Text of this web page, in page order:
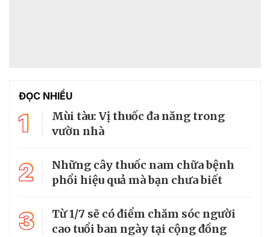
ĐỌC NHIỀU
1
Mùi tàu: Vị thuốc đa năng trong
vườn nhà
2
Những cây thuốc nam chữa bệnh
phổi hiệu quả mà bạn chưa biết
3
Từ 1/7 sẽ có điểm chăm sóc người
cao tuổi ban ngày tại cộng đồng